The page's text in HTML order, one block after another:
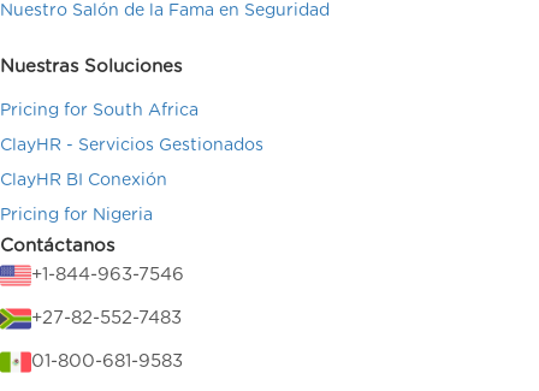
Nuestro Salón de la Fama en Seguridad
Nuestras Soluciones
Pricing for South Africa
ClayHR - Servicios Gestionados
ClayHR BI Conexión
Pricing for Nigeria
Contáctanos
+1-844-963-7546
+27-82-552-7483
01-800-681-9583